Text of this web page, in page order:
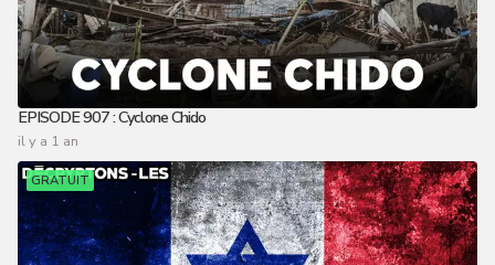
EPISODE 907 : Cyclone Chido
il y a 1 an
GRATUIT